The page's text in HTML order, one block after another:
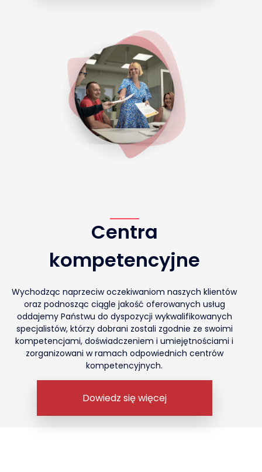
Centra
kompetencyjne
Wychodząc naprzeciw oczekiwaniom naszych klientów
oraz podnosząc ciągle jakość oferowanych usług
oddajemy Państwu do dyspozycji wykwalifikowanych
specjalistów, którzy dobrani zostali zgodnie ze swoimi
kompetencjami, doświadczeniem i umiejętnościami i
zorganizowani w ramach odpowiednich centrów
kompetencyjnych.
Dowiedz się więcej